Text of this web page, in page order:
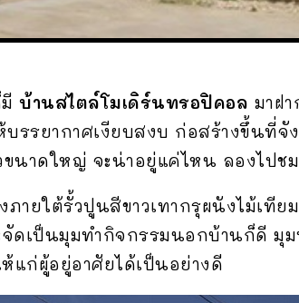
บ้านสไตล์โมเดิร์นทรอปิคอล มาฝ
รยากาศเงียบสงบ ก่อสร้างขึ้นที่จั
นาดใหญ่ จะน่าอยู่แค่ไหน ลองไปช
ายใต้รั้วปูนสีขาวเทากรุผนังไม้เที
จัดเป็นมุมทำกิจกรรมนอกบ้านก็ดี
แก่ผู้อยู่อาศัยได้เป็นอย่างดี